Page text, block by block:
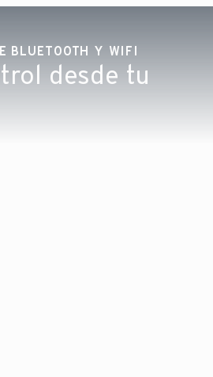
BLUETOOTH Y WIFI
desde tu